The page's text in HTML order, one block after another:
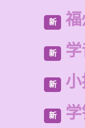
新
新
新
新